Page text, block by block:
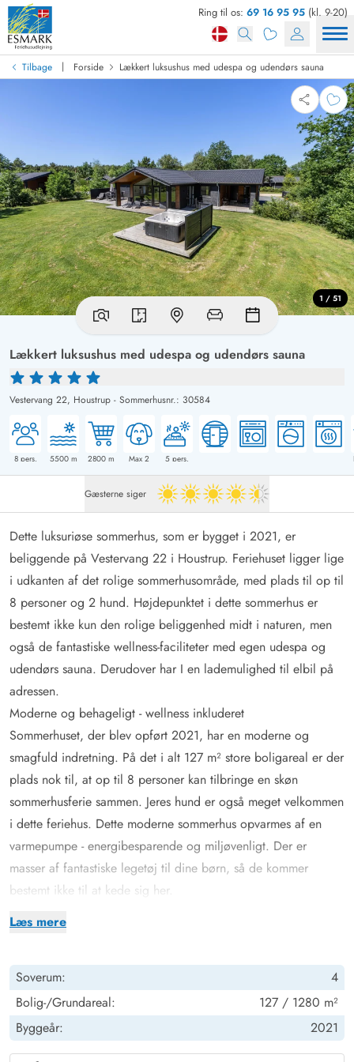
Ring til os: 69 16 95 95 (kl. 9-20)
Tilbage | Forside Lækkert luksushus med udespa og udendørs sauna
Lækkert luksushus med udespa og udendørs sauna
Vestervang 22, Houstrup - Sommerhusnr.: 30584
8pers. 5500m 2800 m Max 2 5 pers.
1 / 51
Gæsterne siger 4.5 ud af 5
Læs mere
Dette luksuriøse sommerhus, som er bygget i 2021, er
beliggende på Vestervang 22 i Houstrup. Feriehuset ligger lige
i udkanten af ​​det rolige sommerhusområde, med plads til op til
8 personer og 2 hund. Højdepunktet i dette sommerhus er
bestemt ikke kun den rolige beliggenhed midt i naturen, men
også de fantastiske wellness-faciliteter med egen udespa og
udendørs sauna. Derudover har I en lademulighed til elbil på
adressen.
Moderne og behageligt - wellness inkluderet
Sommerhuset, der blev opført 2021, har en moderne og
smagfuld indretning. På det i alt 127 m² store boligareal er der
plads nok til, at op til 8 personer kan tilbringe en skøn
sommerhusferie sammen. Jeres hund er også meget velkommen
i dette feriehus. Dette moderne sommerhus opvarmes af en
varmepumpe - energibesparende og miljøvenligt. Der er
masser af fantastiske legetøj til dine børn, så de kommer
bestemt ikke til at kede sig her.
Udover det praktiske udstyr som vaskemaskine, tørretumbler og
står til jeres rådighed for at sikre ren afslapning og
uforglemmelige øjeblikke med en beroligende massage fra
dysserne, behagelig varme og en fantastisk følelse i kroppen.
Forkæl jer selv med en lille pause fra hverdagen og nyd den
Soverum:
4
Bolig-/Grundareal:
127 / 1280 m²
Byggeår:
2021